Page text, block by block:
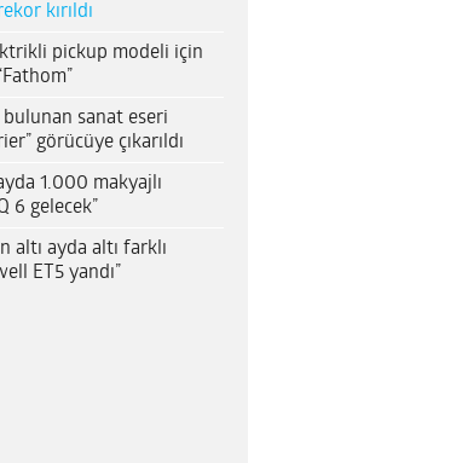
kırıldı
pickup modeli için
bulunan sanat eseri
görücüye çıkarıldı
1.000 makyajlı
6 gelecek”
altı ayda altı farklı
ET5 yandı”